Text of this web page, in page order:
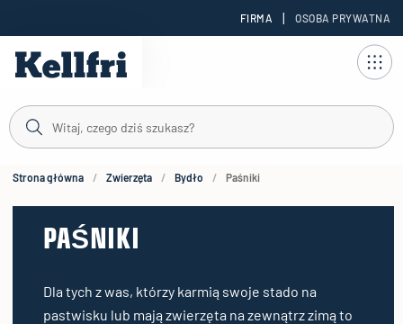
FIRMA | OSOBA PRYWATNA
Strona główna Zwierzęta Bydło Paśniki
PAŚNIKI
Dla tych z was, którzy karmią swoje stado na
pastwisku lub mają zwierzęta na zewnątrz zimą to